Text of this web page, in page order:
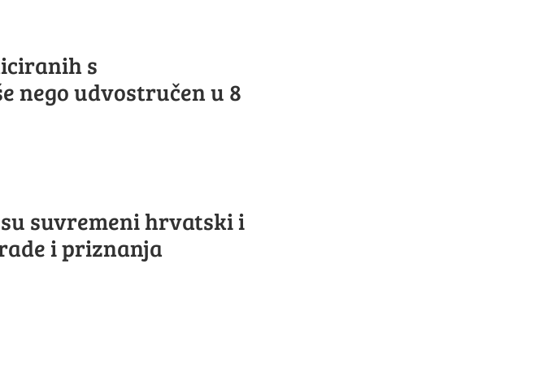
s
nego udvostručen u 8
su suvremeni hrvatski i
i priznanja